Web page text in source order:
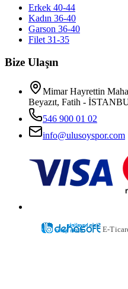
Erkek 40-44
Kadın 36-40
Garson 36-40
Filet 31-35
Bize Ulaşın
Mimar Hayrettin
Beyazıt, Fatih -
546 900 01 02
info@ulusoyspor.com
E-